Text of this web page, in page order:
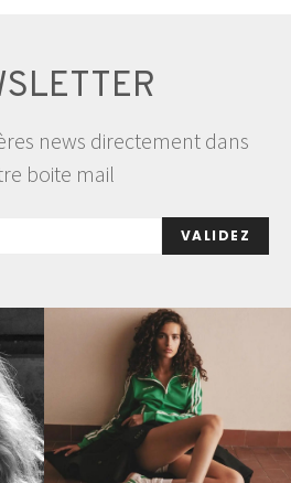
news directement dans
boite mail
VALIDEZ